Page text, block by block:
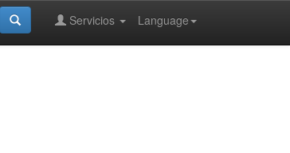
Language
Servicios